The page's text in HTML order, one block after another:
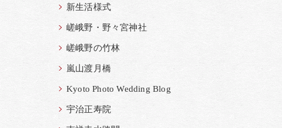
新生活様式
嵯峨野・野々宮神社
嵯峨野の竹林
嵐山渡月橋
Kyoto Photo Wedding Blog
宇治正寿院